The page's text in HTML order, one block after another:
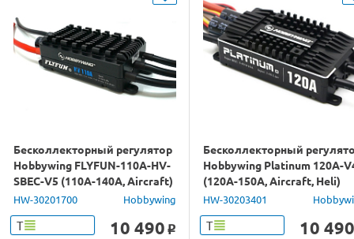
Бесколлекторный регулятор
Hobbywing FLYFUN-110A-HV-
SBEC-V5 (110A-140A, Aircraft)
HW-30201700 Hobbywing
Т 10 490 o
Бесколлекторный
Hobbywing Platinum 120A-
(120A-150A, Aircraft, Heli)
HW-30203401
Т 10 490